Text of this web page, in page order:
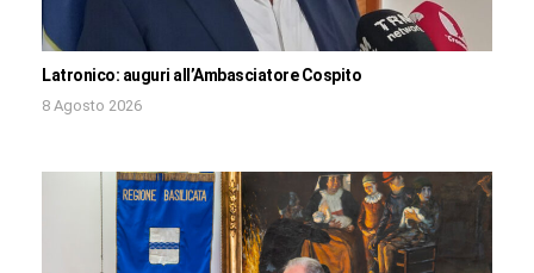
Latronico: auguri all’Ambasciatore Cospito
8 Agosto 2026